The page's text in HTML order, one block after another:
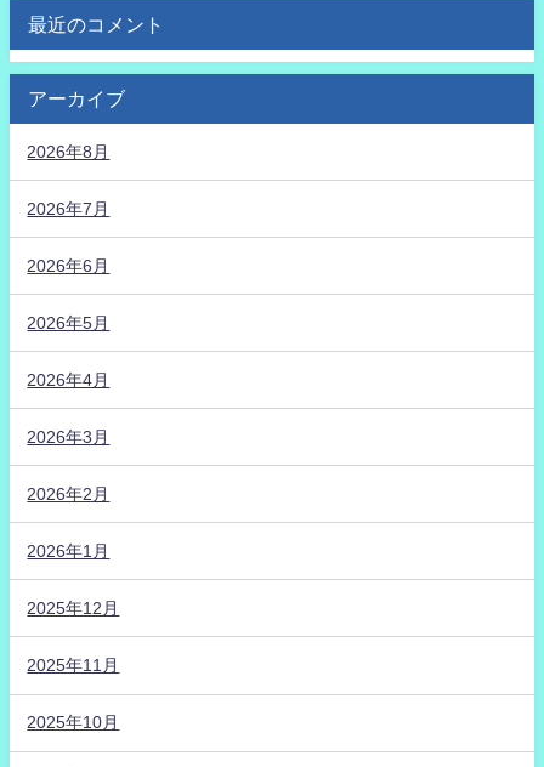
最近のコメント
アーカイブ
2026年8月
2026年7月
2026年6月
2026年5月
2026年4月
2026年3月
2026年2月
2026年1月
2025年12月
2025年11月
2025年10月